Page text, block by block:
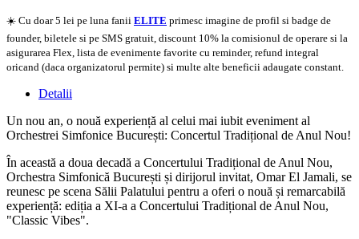
☀️ Cu doar 5 lei pe luna fanii ELITE primesc imagine de profil si badge de
founder, biletele si pe SMS gratuit, discount 10% la comisionul de operare si la
asigurarea Flex, lista de evenimente favorite cu reminder, refund integral
oricand (daca organizatorul permite) si multe alte beneficii adaugate constant.
Detalii
Un nou an, o nouă experiență al celui mai iubit eveniment al
Orchestrei Simfonice București: Concertul Tradițional de Anul Nou!
În această a doua decadă a Concertului Tradițional de Anul Nou,
Orchestra Simfonică București și dirijorul invitat, Omar El Jamali, se
reunesc pe scena Sălii Palatului pentru a oferi o nouă și remarcabilă
experiență: ediția a XI-a a Concertului Tradițional de Anul Nou,
"Classic Vibes".